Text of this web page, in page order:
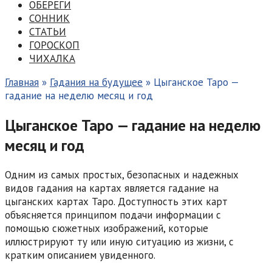
ОБЕРЕГИ
СОННИК
СТАТЬИ
ГОРОСКОП
ЧИХАЛКА
Главная » Гадания на будущее » Цыганское Таро —
гадание на неделю месяц и год
Цыганское Таро — гадание на неделю
месяц и год
Одним из самых простых, безопасных и надежных
видов гадания на картах является гадание на
цыганских картах Таро. Доступность этих карт
объясняется принципом подачи информации с
помощью сюжетных изображений, которые
иллюстрируют ту или иную ситуацию из жизни, с
кратким описанием увиденного.